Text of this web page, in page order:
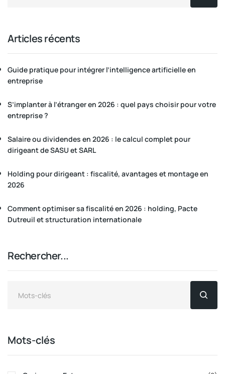
Articles récents
Guide pratique pour intégrer l’intelligence artificielle en
entreprise
S’implanter à l’étranger en 2026 : quel pays choisir pour votre
entreprise ?
Salaire ou dividendes en 2026 : le calcul complet pour
dirigeant de SASU et SARL
Holding pour dirigeant : fiscalité, avantages et montage en
2026
Comment optimiser sa fiscalité en 2026 : holding, Pacte
Dutreuil et structuration internationale
Rechercher...
Mots-clés